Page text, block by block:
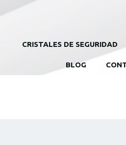
CRISTALES DE SEGURIDAD
BLOG